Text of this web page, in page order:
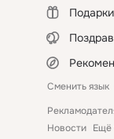
Подарки
Сменить язык
Новости Ещё